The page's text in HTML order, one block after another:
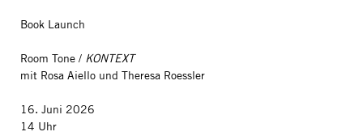
Book Launch
Room Tone / KONTEXT
mit Rosa Aiello und Theresa Roessler
16. Juni 2026
14 Uhr